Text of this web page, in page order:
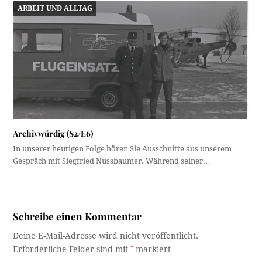
ARBEIT UND ALLTAG
Archivwürdig (S2/E6)
In unserer heutigen Folge hören Sie Ausschnitte aus unserem
Gespräch mit Siegfried Nussbaumer. Während seiner…
Schreibe einen Kommentar
Deine E-Mail-Adresse wird nicht veröffentlicht.
Erforderliche Felder sind mit* markiert